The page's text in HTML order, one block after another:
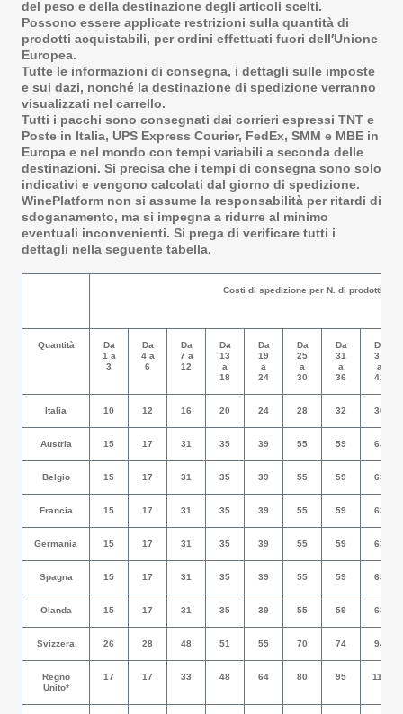
del peso e della destinazione degli articoli scelti.
Possono essere applicate restrizioni sulla quantità di
prodotti acquistabili, per ordini effettuati fuori dell′Unione
Europea.
Tutte le informazioni di consegna, i dettagli sulle imposte
e sui dazi, nonché la destinazione di spedizione verranno
visualizzati nel carrello.
Tutti i pacchi sono consegnati dai corrieri espressi TNT e
Poste in Italia, UPS Express Courier, FedEx, SMM e MBE in
Europa e nel mondo con tempi variabili a seconda delle
destinazioni. Si precisa che i tempi di consegna sono solo
indicativi e vengono calcolati dal giorno di spedizione.
WinePlatform non si assume la responsabilità per ritardi di
sdoganamento, ma si impegna a ridurre al minimo
eventuali inconvenienti. Si prega di verificare tutti i
dettagli nella seguente tabella.
Costi di spedizione per N. di prodotti
Quantità
Da
1 a
3
Da
4 a
6
Da
7 a
12
Da
13
a
18
Da
19
a
24
Da
25
a
30
Da
31
a
36
Da
37
a
42
Italia 10 12 16 20 24 28 32 36
Austria 15 17 31 35 39 55 59 63
Belgio 15 17 31 35 39 55 59 63
Francia 15 17 31 35 39 55 59 63
Germania 15 17 31 35 39 55 59 63
Spagna 15 17 31 35 39 55 59 63
Olanda 15 17 31 35 39 55 59 63
Svizzera 26 28 48 51 55 70 74 94
Regno
Unito*
17 17 33 48 64 80 95 111